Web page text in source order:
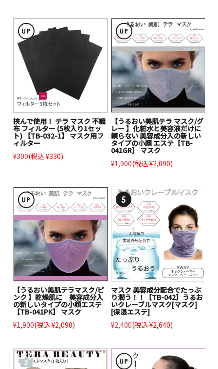
挟んで使用！ テラ マスク 不織
布 フィルター (5枚入り1セッ
ト) 【TB-032-1】 マスク用フ
ィルター
¥300(税込 ¥330)
【うるおい美肌テラ マスク/グ
レー 】化粧水と美容液だけに
頼らない 美容成分入の新しい
タイプの小顔 エステ【TB-
041GR】 マスク
¥1,900(税込 ¥2,090)
【うるおい美肌テラマスク/ピ
ンク 】乾燥肌に 美容成分入
の新しいタイプの小顔エステ
【TB-041PK】 マスク
¥1,900(税込 ¥2,090)
マスク 美容成分配合でたっぷ
り潤う！！【TB-042】うるお
いクレーブルマスク[マスク]
[保湿エステ]
¥2,400(税込 ¥2,640)